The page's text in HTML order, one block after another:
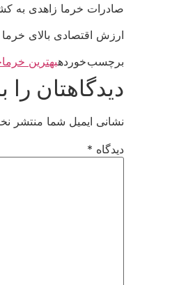
صادرات خرما زاهدی به
ارزش اقتصادی بالای
برچسب خوردهبهترین خرما
دیدگاهتان را
نشانی ایمیل شما منتشر
دیدگاه *